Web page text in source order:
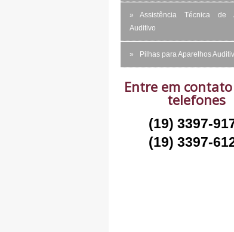
Assistência Técnica de
Auditivo
Pilhas para Aparelhos
Entre em
telefones
(19) 3397-
(19) 3397-